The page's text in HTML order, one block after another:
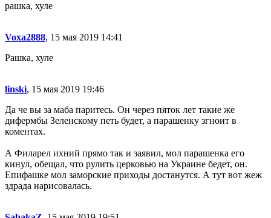
рашка, хуле
Voxa2888, 15 мая 2019 14:41
Рашка, хуле
linski, 15 мая 2019 19:46
Да че вы за маба паритесь. Он через пяток лет такие же
дифермбы Зеленскому петь будет, а парашенку згноит в
коментах.
А Филарел ихний прямо так и заявил, мол парашенка его
кинул, обещал, что рулить церковью на Украине бедет, он.
Епифашке мол заморские приходы достанутся. А тут вот жеж
здрада нарисовалась.